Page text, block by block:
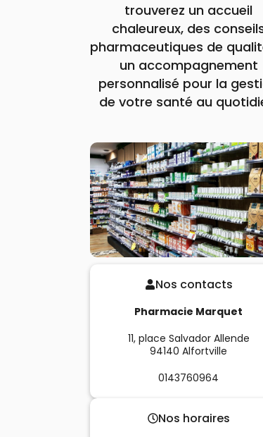
trouverez un accueil
chaleureux, des
pharmaceutiques de
un accompagnement
personnalisé pour la
de votre santé au
Nos contacts
Pharmacie Marquet
11, place Salvador Allende
94140 Alfortville
0143760964
Nos horaires